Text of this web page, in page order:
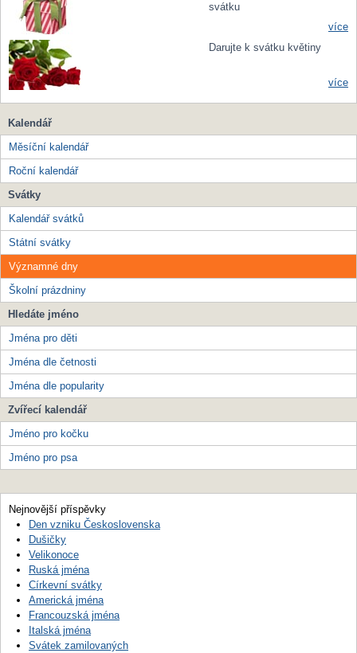
svátku
více
Darujte k svátku květiny
více
Kalendář
Měsíční kalendář
Roční kalendář
Svátky
Kalendář svátků
Státní svátky
Významné dny
Školní prázdniny
Hledáte jméno
Jména pro děti
Jména dle četnosti
Jména dle popularity
Zvířecí kalendář
Jméno pro kočku
Jméno pro psa
Nejnovější příspěvky
Den vzniku Československa
Dušičky
Velikonoce
Ruská jména
Církevní svátky
Americká jména
Francouzská jména
Italská jména
Svátek zamilovaných